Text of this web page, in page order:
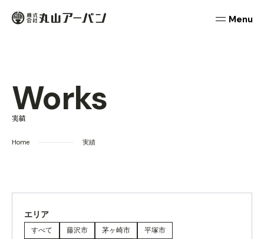
メニ
丸山アーバン
実績
Works
Home 実績
エリア
すべて 藤沢市 茅ヶ崎市
平塚市